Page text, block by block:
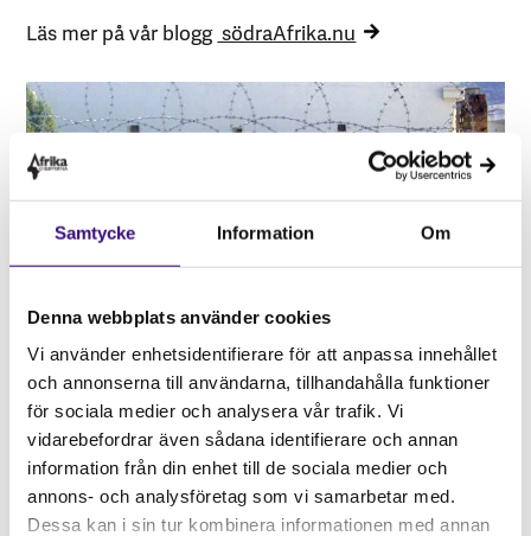
Samtycke Information Om
Denna webbplats använder cookies
Vi använder enhetsidentifierare för att anpassa innehållet
och annonserna till användarna, tillhandahålla funktioner
för sociala medier och analysera vår trafik. Vi
vidarebefordrar även sådana identifierare och annan
information från din enhet till de sociala medier och
annons- och analysföretag som vi samarbetar med.
Dessa kan i sin tur kombinera informationen med annan
Läs mer på vår blogg södraAfrika.nu